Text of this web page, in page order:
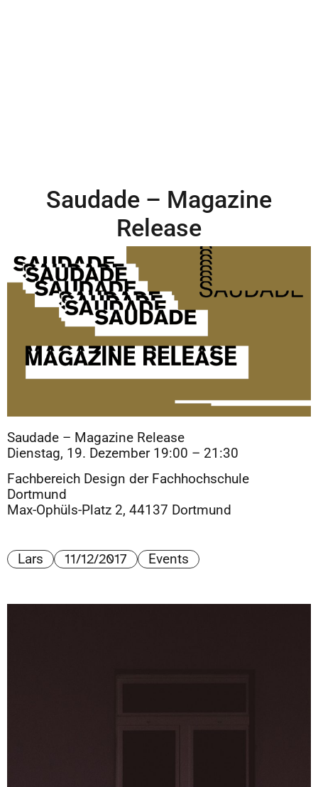
Saudade – Magazine
Release
Saudade – Magazine Release
Dienstag, 19. Dezember 19:00 – 21:30
Fachbereich Design der Fachhochschule
Dortmund
Max-Ophüls-Platz 2, 44137 Dortmund
Lars 11/12/2017 Events